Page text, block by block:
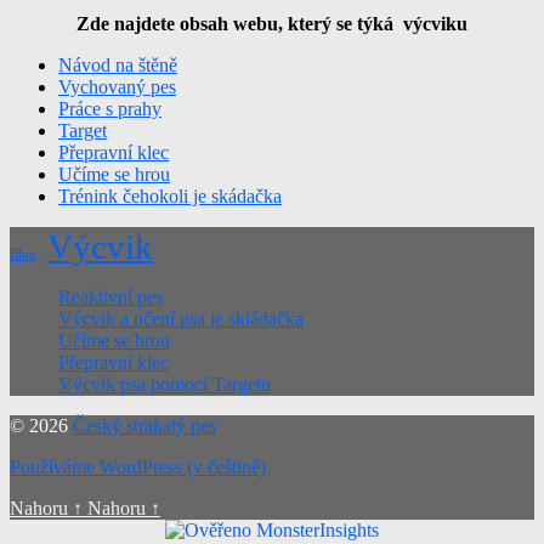
Zde najdete obsah webu, který se týká výcviku
Návod na štěně
Vychovaný pes
Práce s prahy
Target
Přepravní klec
Učíme se hrou
Trénink čehokoli je skádačka
Blog Výcvik
Reaktivní pes
Výcvik a učení psa je skládačka
Učíme se hrou
Přepravní klec
Výcvik psa pomocí Targetu
© 2026 Český strakatý pes
Používáme WordPress (v češtině)
Nahoru ↑ Nahoru ↑